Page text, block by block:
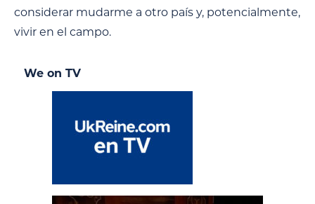
considerar mudarme a otro país y, potencialmente,
vivir en el campo.
We on TV